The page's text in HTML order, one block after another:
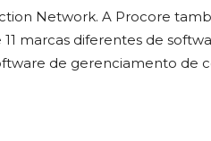
Network. A Procore
marcas diferentes de
de gerenciamento de